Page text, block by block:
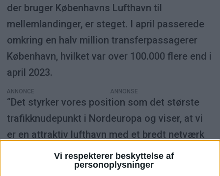
Vi respekterer beskyttelse af
personoplysninger
der bruger Københavns Lufthavn til
mellemlandinger, er steget. I april passerede
omkring en halv million transferpassagerer
København, hvilket var over 100.000 flere end i
april 2023.
ANNONCE
“Det styrker vores position som det største
trafikknudepunkt i Nordeuropa og viser, at vi
er en attraktiv lufthavn med et bredt netværk
af ruter,” fortsætter Peter Krogsgaard.